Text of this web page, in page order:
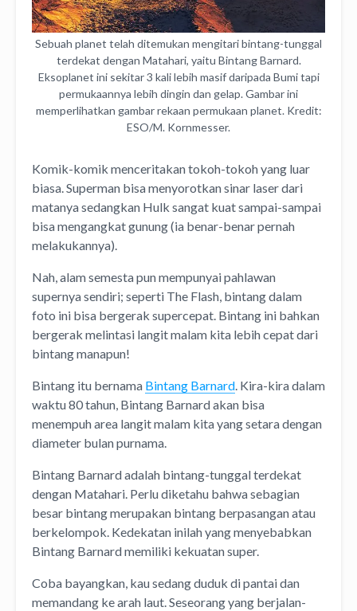
Sebuah planet telah ditemukan mengitari bintang-tunggal
terdekat dengan Matahari, yaitu Bintang Barnard.
Eksoplanet ini sekitar 3 kali lebih masif daripada Bumi tapi
permukaannya lebih dingin dan gelap. Gambar ini
memperlihatkan gambar rekaan permukaan planet. Kredit:
ESO/M. Kornmesser.
Komik-komik menceritakan tokoh-tokoh yang luar
biasa. Superman bisa menyorotkan sinar laser dari
matanya sedangkan Hulk sangat kuat sampai-sampai
bisa mengangkat gunung (ia benar-benar pernah
melakukannya).
Nah, alam semesta pun mempunyai pahlawan
supernya sendiri; seperti The Flash, bintang dalam
foto ini bisa bergerak supercepat. Bintang ini bahkan
bergerak melintasi langit malam kita lebih cepat dari
bintang manapun!
Bintang itu bernama Bintang Barnard. Kira-kira dalam
waktu 80 tahun, Bintang Barnard akan bisa
menempuh area langit malam kita yang setara dengan
diameter bulan purnama.
Bintang Barnard adalah bintang-tunggal terdekat
dengan Matahari. Perlu diketahu bahwa sebagian
besar bintang merupakan bintang berpasangan atau
berkelompok. Kedekatan inilah yang menyebabkan
Bintang Barnard memiliki kekuatan super.
Coba bayangkan, kau sedang duduk di pantai dan
memandang ke arah laut. Seseorang yang berjalan-